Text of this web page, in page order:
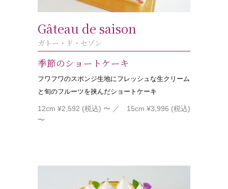
Gâteau de saison
ガトー・ド・セゾン
季節のショートケーキ
フワフワのスポンジ生地にフレッシュな生クリーム
と旬のフルーツを挟んだショートケーキ
12cm ¥2,592 (税込) 〜 ／ 15cm ¥3,996 (税込)
〜